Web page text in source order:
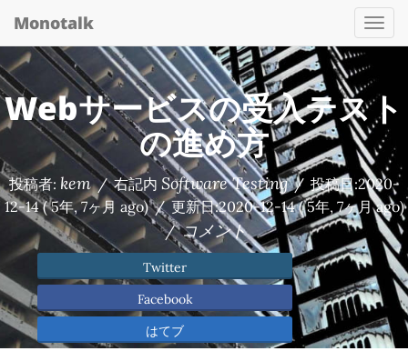
Monotalk
Webサービスの受入テスト
の進め方
投稿者: kem / 右記内 Software Testing / 投稿日:2020-
12-14( 5年, 7ヶ月 ago) / 更新日:2020-12-14( 5年, 7ヶ月 ago)
/ コメント
Twitter
Facebook
はてブ